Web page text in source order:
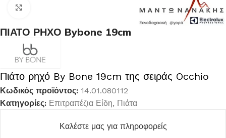
ΠΙΑΤΟ ΡΗΧΟ Bybone 19cm
Πιάτο ρηχό By Bone 19cm της σειράς Occhio
Κωδικός προϊόντος: 14.01.080112
Κατηγορίες: Επιτραπέζια Είδη, Πιάτα
Καλέστε μας για πληροφορείς